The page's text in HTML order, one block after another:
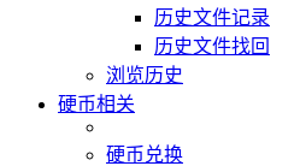
历史文件记录
历史文件找回
浏览历史
硬币相关
硬币兑换